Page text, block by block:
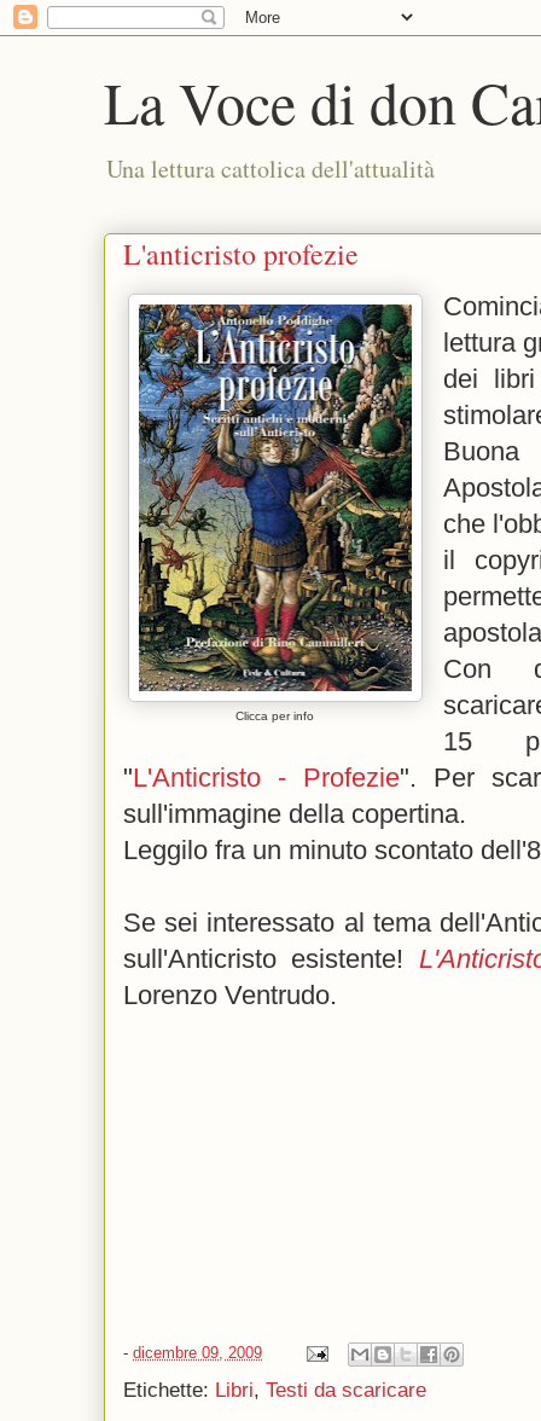
La Voce di don
Una lettura cattolica dell'attualità
L'anticristo profezie
Clicca per info
lettura
dei
che
il
Con
15
"L'Anticristo - Profezie". Per
sull'immagine della copertina.
Leggilo fra un minuto scontato
Se sei interessato al tema
sull'Anticristo esistente!
Lorenzo Ventrudo.
- dicembre 09, 2009
Etichette: Libri, Testi da scaricare